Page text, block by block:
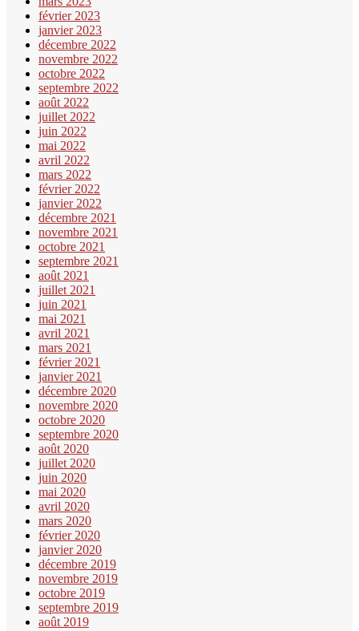
février 2023
janvier 2023
décembre 2022
novembre 2022
octobre 2022
septembre 2022
août 2022
juillet 2022
juin 2022
mai 2022
avril 2022
mars 2022
février 2022
janvier 2022
décembre 2021
novembre 2021
octobre 2021
septembre 2021
août 2021
juillet 2021
juin 2021
mai 2021
avril 2021
mars 2021
février 2021
janvier 2021
décembre 2020
novembre 2020
octobre 2020
septembre 2020
août 2020
juillet 2020
juin 2020
mai 2020
avril 2020
mars 2020
février 2020
janvier 2020
décembre 2019
novembre 2019
octobre 2019
septembre 2019
août 2019